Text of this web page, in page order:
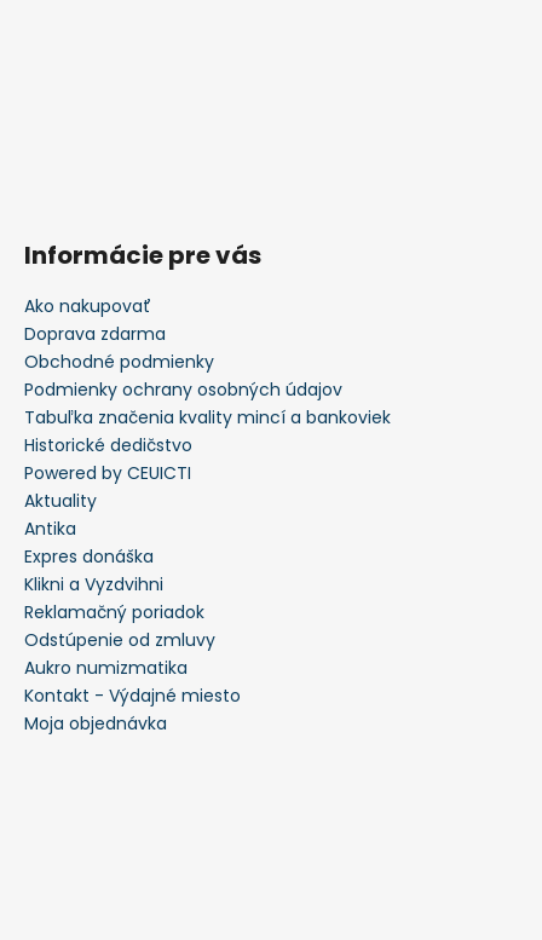
Informácie pre vás
Ako nakupovať
Doprava zdarma
Obchodné podmienky
Podmienky ochrany osobných údajov
Tabuľka značenia kvality mincí a bankoviek
Historické dedičstvo
Powered by CEUICTI
Aktuality
Antika
Expres donáška
Klikni a Vyzdvihni
Reklamačný poriadok
Odstúpenie od zmluvy
Aukro numizmatika
Kontakt - Výdajné miesto
Moja objednávka